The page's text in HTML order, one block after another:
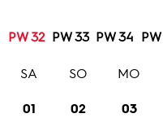
PW 32 PW 33 PW 34
01
SA
02
SO
03
MO